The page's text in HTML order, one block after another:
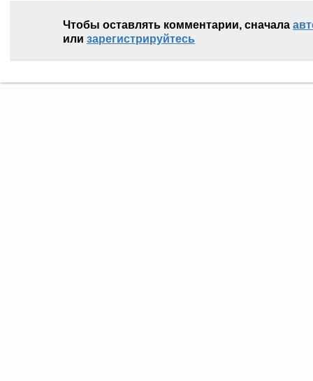
Чтобы оставлять комментарии, сначала
или зарегистрируйтесь